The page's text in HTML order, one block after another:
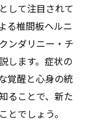
して注目されて
る椎間板ヘルニ
ンダリニー・チ
します。症状の
覚醒と心身の統
ることで、新た
でしょう。